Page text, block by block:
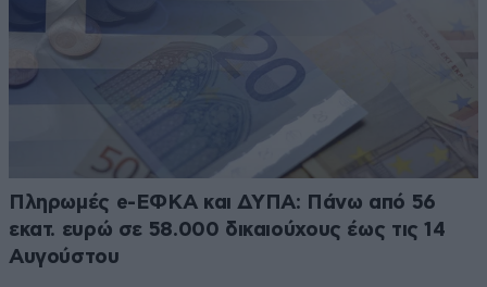
Πληρωμές e-ΕΦΚΑ και ΔΥΠΑ: Πάνω από 56
εκατ. ευρώ σε 58.000 δικαιούχους έως τις 14
Αυγούστου